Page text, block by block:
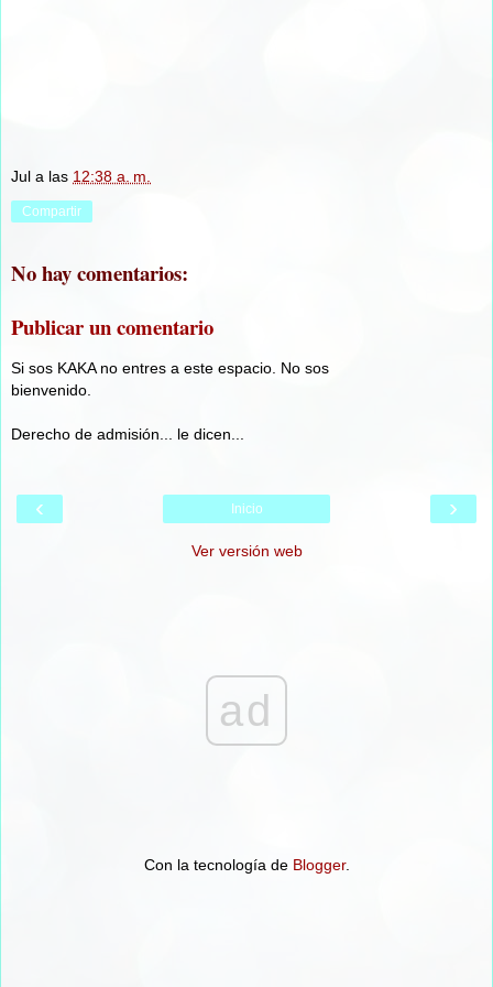
Jul a las 12:38 a. m.
Compartir
No hay comentarios:
Publicar un comentario
Si sos KAKA no entres a este espacio. No sos
bienvenido.
Derecho de admisión... le dicen...
‹ ›
Inicio
Ver versión web
ad
Con la tecnología de Blogger.